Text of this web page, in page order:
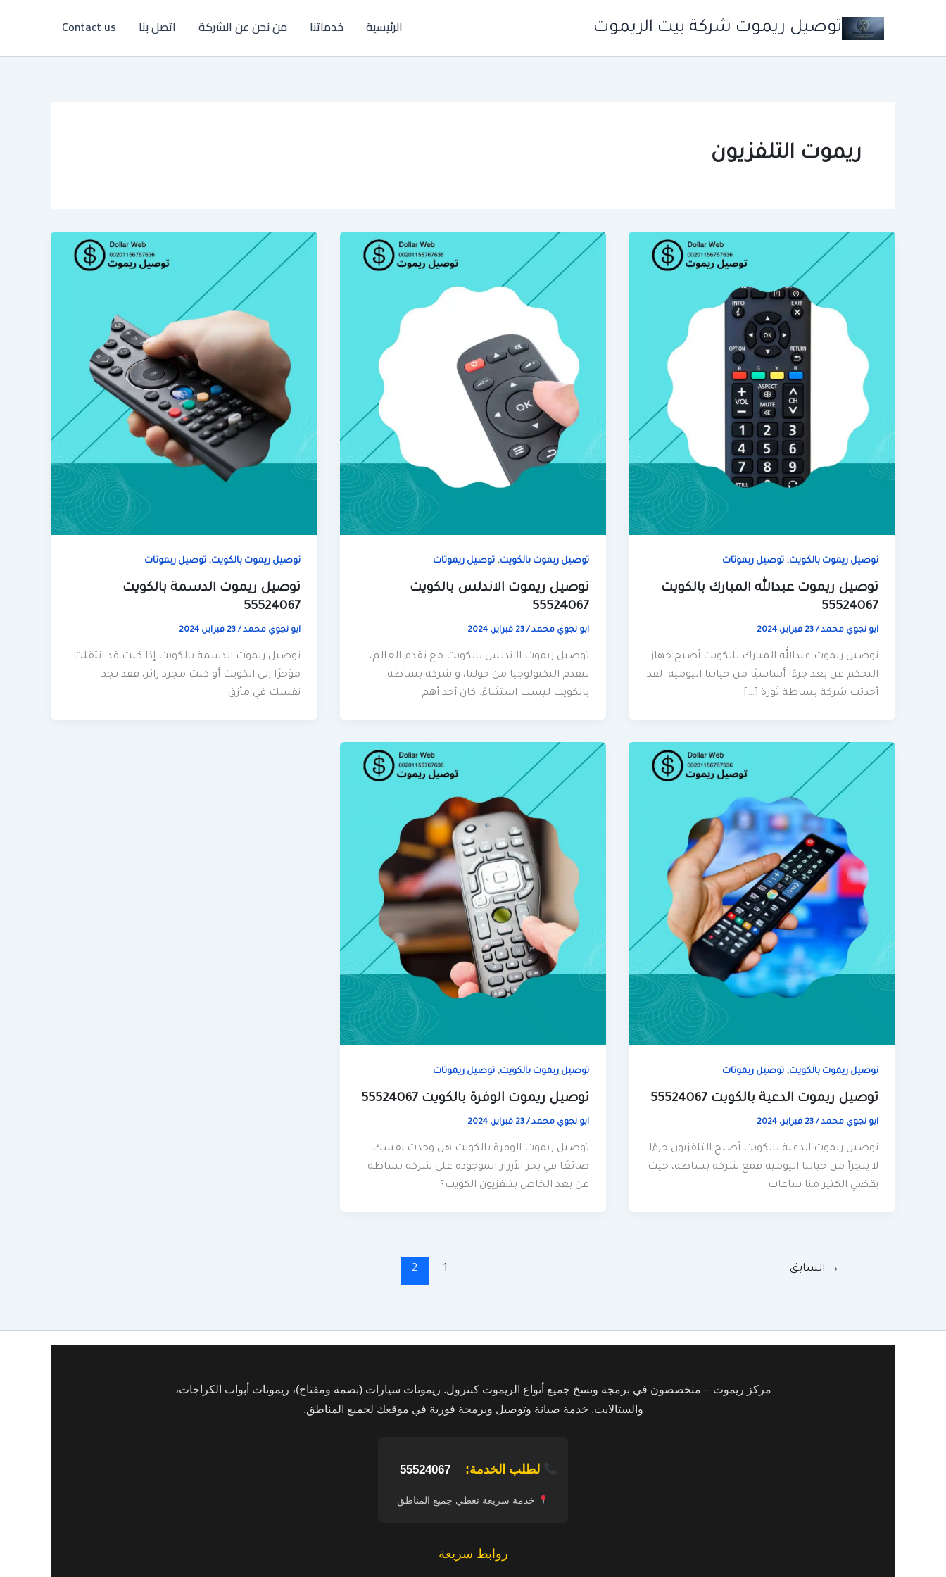
توصيل ريموت شركة بيت الريموت الرئيسية خدماتنا من نحن عن الشركة اتصل بنا Contact us
ريموت التلفزيون
توصيل ريموت بالكويت, توصيل ريموتات
توصيل ريموت عبدالله المبارك بالكويت
55524067
ابو نجوي محمد/23 فبراير، 2024
توصيل ريموت عبدالله المبارك بالكويت أصبح جهاز
التحكم عن بعد جزءًا أساسيًا من حياتنا اليومية. لقد
أحدثت شركة بساطة ثورة […]
توصيل ريموت بالكويت, توصيل ريموتات
توصيل ريموت الاندلس بالكويت
55524067
ابو نجوي محمد/23 فبراير، 2024
توصيل ريموت الاندلس بالكويت مع تقدم العالم،
تتقدم التكنولوجيا من حولنا، و شركة بساطة
بالكويت ليست استثناءً. كان أحد أهم
توصيل ريموت بالكويت,توصيل ريموتات
توصيل ريموت الدسمة بالكويت
55524067
ابو نجوي محمد/23 فبراير، 2024
توصيل ريموت الدسمة بالكويت إذا كنت قد انتقلت
مؤخرًا إلى الكويت أو كنت مجرد زائر، فقد تجد
نفسك في مأزق
توصيل ريموت بالكويت, توصيل ريموتات
توصيل ريموت الدعية بالكويت 55524067
ابو نجوي محمد/23 فبراير، 2024
توصيل ريموت الدعية بالكويت أصبح التلفزيون جزءًا
لا يتجزأ من حياتنا اليومية فمع شركة بساطة، حيث
يقضي الكثير منا ساعات
توصيل ريموت بالكويت, توصيل ريموتات
توصيل ريموت الوفرة بالكويت 55524067
ابو نجوي محمد/23 فبراير، 2024
توصيل ريموت الوفرة بالكويت هل وجدت نفسك
ضائعًا في بحر الأزرار الموجودة على شركة بساطة
عن بعد الخاص بتلفزيون الكويت؟
→ السابق 1
2
مركز ريموت – متخصصون في برمجة ونسخ جميع أنواع الريموت كنترول. ريموتات سيارات (بصمة ومفتاح)، ريموتات أبواب الكراجات،
والستالايت. خدمة صيانة وتوصيل وبرمجة فورية في موقعك لجميع المناطق.
لطلب الخدمة: 55524067
خدمة سريعة تغطي جميع المناطق
روابط سريعة